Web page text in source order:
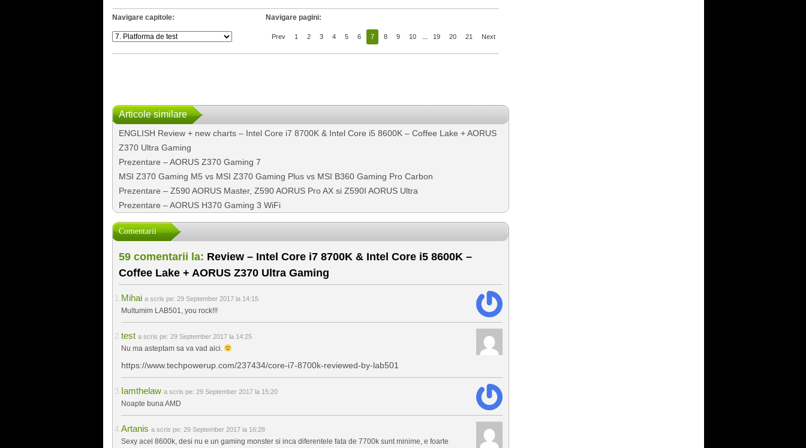
Navigare capitole: Navigare pagini:
Prev 1 2 3 4 5 6 7 8 9 10 19 20 21 Next
Articole similare
ENGLISH Review + new charts – Intel Core i7 8700K & Intel Core i5 8600K – Coffee Lake + AORUS
Z370 Ultra Gaming
Prezentare – AORUS Z370 Gaming 7
MSI Z370 Gaming M5 vs MSI Z370 Gaming Plus vs MSI B360 Gaming Pro Carbon
Prezentare – Z590 AORUS Master, Z590 AORUS Pro AX si Z590I AORUS Ultra
Prezentare – AORUS H370 Gaming 3 WiFi
Comentarii
59 comentarii la: Review – Intel Core i7 8700K & Intel Core i5 8600K –
Coffee Lake + AORUS Z370 Ultra Gaming
Mihai a scris pe: 29 September 2017 la 14:15
Multumim LAB501, you rock!!!
test a scris pe: 29 September 2017 la 14:25
Nu ma asteptam sa va vad aici.
https://www.techpowerup.com/237434/core-i7-8700k-reviewed-by-lab501
Iamthelaw a scris pe: 29 September 2017 la 15:20
Noapte buna AMD
Artanis a scris pe: 29 September 2017 la 16:28
Sexy acel 8600k, desi nu e un gaming monster si inca diferentele fata de 7700k sunt minime, e foarte